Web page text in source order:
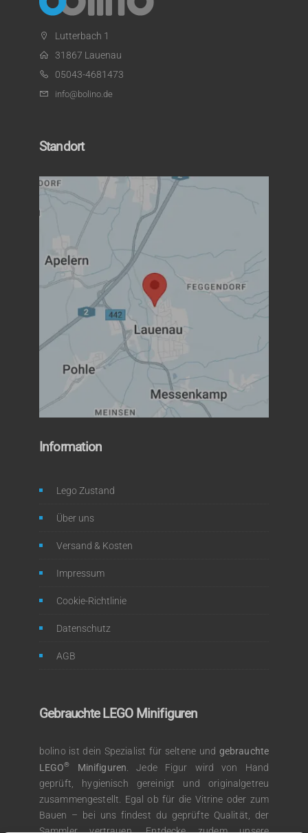
Lutterbach 1
31867 Lauenau
05043-4681473
info@bolino.de
Standort
Information
Lego Zustand
Über uns
Versand & Kosten
Impressum
Cookie-Richtlinie
Datenschutz
AGB
Gebrauchte LEGO Minifiguren
bolino ist dein Spezialist für seltene und gebrauchte
LEGO® Minifiguren. Jede Figur wird von Hand
geprüft, hygienisch gereinigt und originalgetreu
zusammengestellt. Egal ob für die Vitrine oder zum
Bauen – bei uns findest du geprüfte Qualität, der